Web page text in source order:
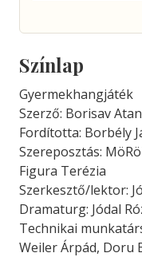
Színlap
Gyermekhangjáték
Szerző: Borisav
Fordította: Borbély
Szereposztás:
Figura Terézia
Szerkesztő/lektor:
Dramaturg: Jódal
Technikai
Weiler Árpád, Doru